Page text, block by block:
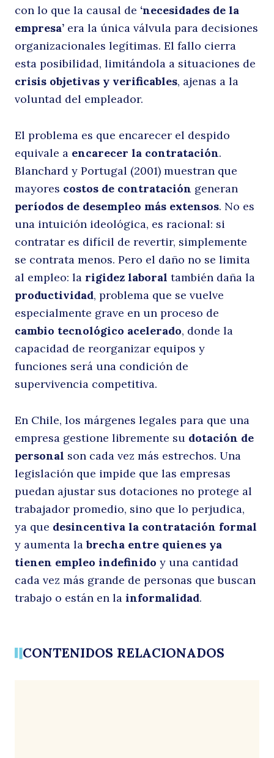
Buscar
con lo que la causal de ‘necesidades de la
empresa’ era la única válvula para decisiones
organizacionales legítimas. El fallo cierra
esta posibilidad, limitándola a situaciones de
crisis objetivas y verificables, ajenas a la
voluntad del empleador.
El problema es que encarecer el despido
equivale a encarecer la contratación.
Blanchard y Portugal (2001) muestran que
mayores costos de contratación generan
períodos de desempleo más extensos. No es
una intuición ideológica, es racional: si
contratar es difícil de revertir, simplemente
se contrata menos. Pero el daño no se limita
al empleo: la rigidez laboral también daña la
productividad, problema que se vuelve
especialmente grave en un proceso de
cambio tecnológico acelerado, donde la
capacidad de reorganizar equipos y
funciones será una condición de
supervivencia competitiva.
En Chile, los márgenes legales para que una
empresa gestione libremente su dotación de
personal son cada vez más estrechos. Una
legislación que impide que las empresas
puedan ajustar sus dotaciones no protege al
trabajador promedio, sino que lo perjudica,
ya que desincentiva la contratación formal
y aumenta labrecha entre quienes ya
tienen empleo indefinido y una cantidad
cada vez más grande de personas que buscan
trabajo o están en la informalidad.
CONTENIDOS RELACIONADOS